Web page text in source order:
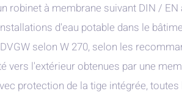
robinet à membrane suivant DIN /
d'eau potable dans le
selon W 270, selon les
vers l'extérieur obtenues par une
protection de la tige intégrée,